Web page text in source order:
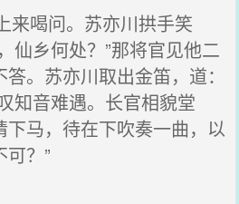
喝问。苏亦川拱手笑
仙乡何处？”那将官见他二
。苏亦川取出金笛，道：
知音难遇。长官相貌堂
马，待在下吹奏一曲，以
？”